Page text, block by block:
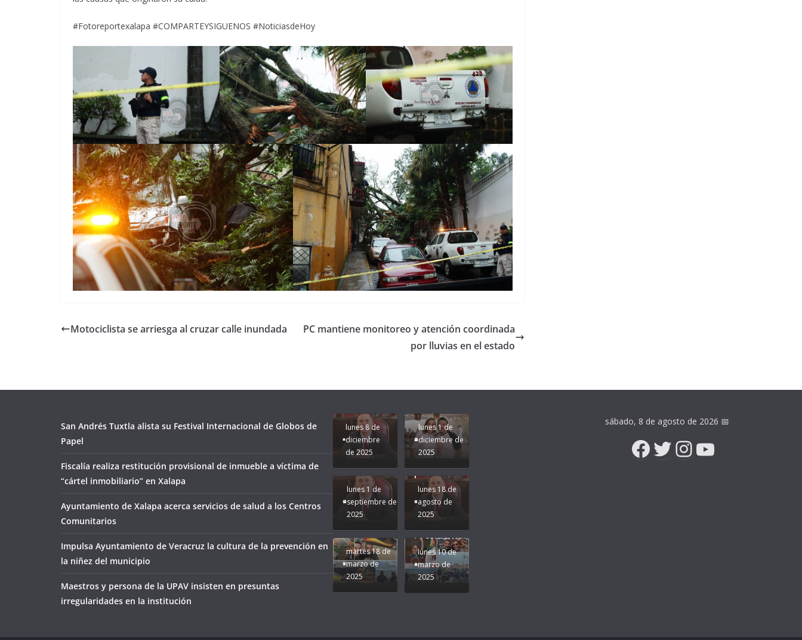
#Fotoreportexalapa #COMPARTEYSIGUENOS #NoticiasdeHoy
Motociclista se arriesga al cruzar calle inundada
PC mantiene monitoreo y atención coordinada
por lluvias en el estado
San Andrés Tuxtla alista su Festival Internacional de Globos de
Papel
Fiscalía realiza restitución provisional de inmueble a víctima de
“cártel inmobiliario” en Xalapa
Ayuntamiento de Xalapa acerca servicios de salud a los Centros
Comunitarios
Impulsa Ayuntamiento de Veracruz la cultura de la prevención en
la niñez del municipio
Maestros y persona de la UPAV insisten en presuntas
irregularidades en la institución
lunes 8 de
diciembre
de 2025
lunes 1 de
diciembre de
2025
Apoyo y
Seguimos la
Ruta que
Marca
Nuestra
Rocío Nahle.
lunes 1 de
septiembre de
2025
Pongamos
de moda;
San
Andrés
Tuxtla
presente.
lunes 18 de
agosto de
2025
Difamación
martes 18 de
marzo de
2025
Presidenta!
lunes 10 de
marzo de
2025
sábado, 8 de agosto de 2026 📅
Facebook
Twitter
Instagram
YouTube